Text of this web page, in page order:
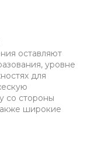
оставляют
уровне
для
со стороны
широкие